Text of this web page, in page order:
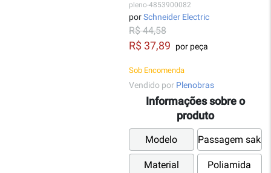
pleno-4853900082
porSchneider Electric
R$ 44,58
R$ 37,89 por peça
Sob Encomenda
Vendido por Plenobras
Informações sobre o
produto
Modelo Passagem sak
Material Poliamida